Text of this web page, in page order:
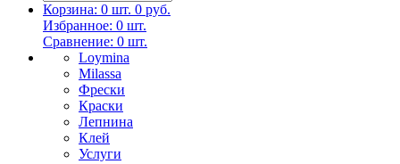
Корзина: 0 шт. 0 руб.
Избранное: 0 шт.
Сравнение: 0 шт.
Loymina
Milassa
Фрески
Краски
Лепнина
Клей
Услуги